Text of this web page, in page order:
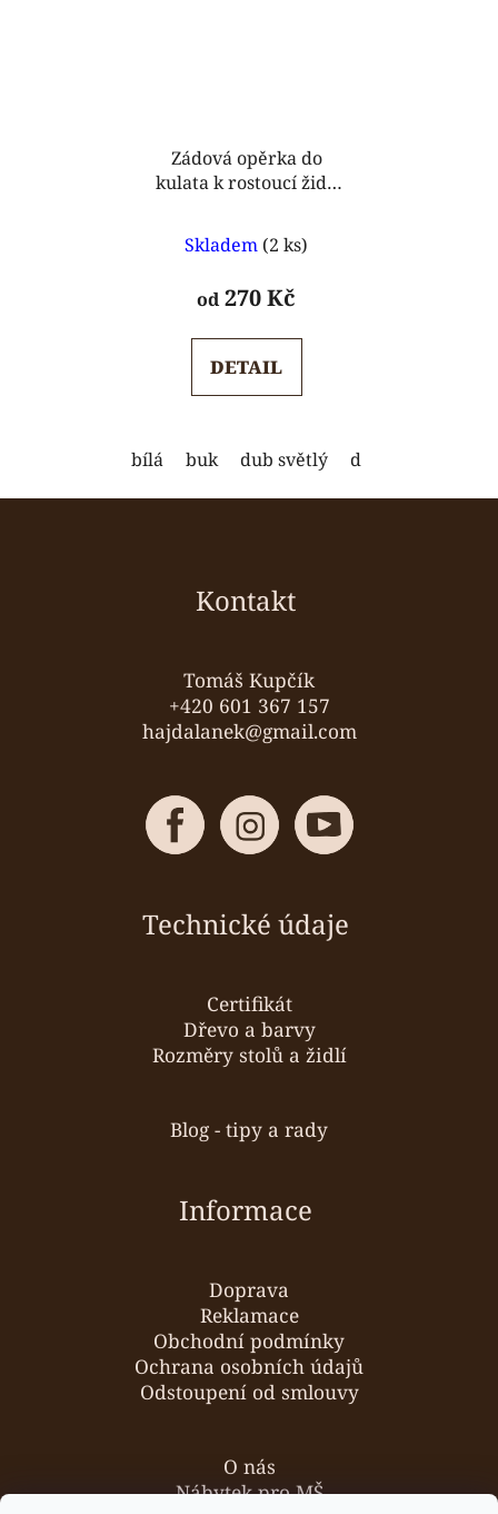
Zádová opěrka do
kulata k rostoucí židli
hodnocení
produktu
je
5,0
z
Skladem (2 ks)
od270 Kč
DETAIL
bílá buk dub světlý dub tmavý
Z
Kontakt
Tomáš Kupčík
+420 601 367 157
hajdalanek@gmail.com
Technické údaje
Certifikát
Dřevo a barvy
Rozměry stolů a židlí
Blog - tipy a rady
Informace
Doprava
Reklamace
Obchodní podmínky
Ochrana osobních údajů
Odstoupení od smlouvy
O nás
Nábytek pro MŠ